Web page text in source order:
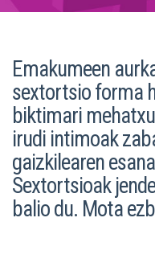
Emakumeen
sextortsio forma
biktimari
irudi intimoak
gaizkilearen
Sextortsioak
balio du. Mota